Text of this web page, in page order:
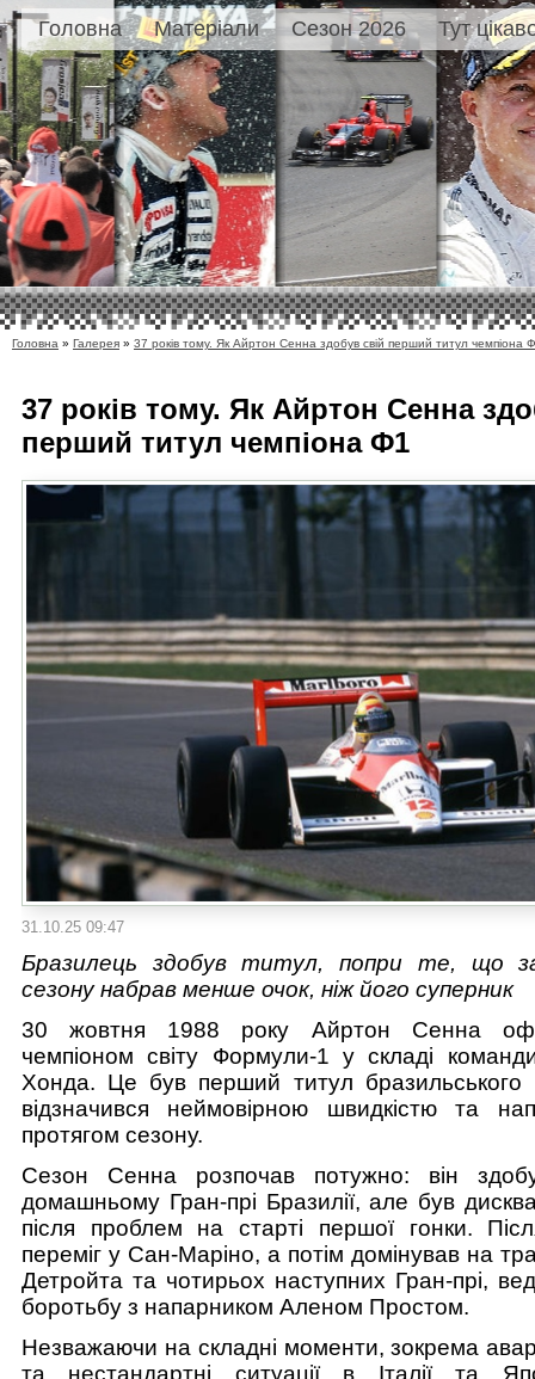
Головна Матеріали Сезон 2026 Тут
Головна » Галерея » 37 років тому. Як Айртон Сенна здобув свій перший титул чемпіона
37 років тому. Як Айртон Сенна
перший титул чемпіона Ф1
31.10.25 09:47
Бразилець здобув титул, попри те, що
сезону набрав менше очок, ніж його суперник
30 жовтня 1988 року Айртон Сенна
чемпіоном світу Формули-1 у складі
Хонда. Це був перший титул бразильського
відзначився неймовірною швидкістю та
протягом сезону.
Сезон Сенна розпочав потужно: він
домашньому Гран-прі Бразилії, але був
після проблем на старті першої гонки.
переміг у Сан-Маріно, а потім домінував на
Детройта та чотирьох наступних Гран-прі,
боротьбу з напарником Аленом Простом.
Незважаючи на складні моменти, зокрема
та нестандартні ситуації в Італії та